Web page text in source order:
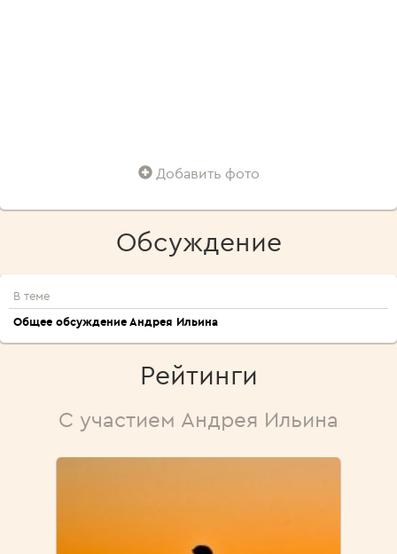
Добавить фото
Обсуждение
В теме
Общее обсуждение Андрея Ильина
Рейтинги
С участием Андрея Ильина